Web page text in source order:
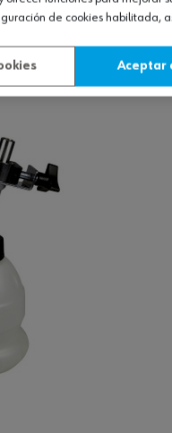
de cookies habilitada,
Aceptar